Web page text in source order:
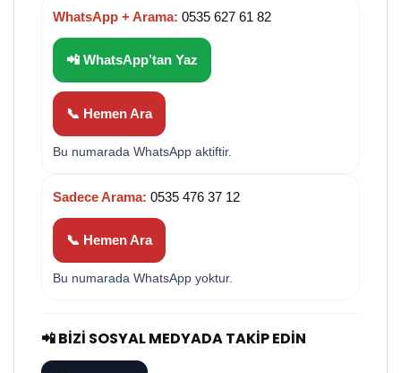
WhatsApp + Arama: 0535 627 61 82
📲 WhatsApp’tan Yaz
📞 Hemen Ara
Bu numarada WhatsApp aktiftir.
Sadece Arama: 0535 476 37 12
📞 Hemen Ara
Bu numarada WhatsApp yoktur.
📲 BIZI SOSYAL MEDYADA TAKIP EDIN